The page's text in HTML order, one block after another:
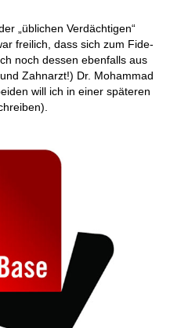
„üblichen Verdächtigen“
freilich, dass sich zum Fide-
noch dessen ebenfalls aus
Zahnarzt!) Dr. Mohammad
will ich in einer späteren